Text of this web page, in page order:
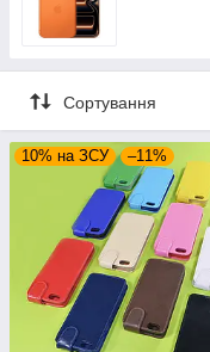
Сортування
10% на ЗСУ –11%